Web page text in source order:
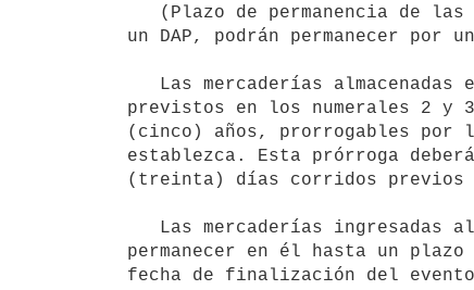
un DAP, podrán permanecer
previstos en los numerales 2 y
(cinco) años, prorrogables por
establezca. Esta prórroga
(treinta) días corridos previos
permanecer en él hasta un
fecha de finalización del